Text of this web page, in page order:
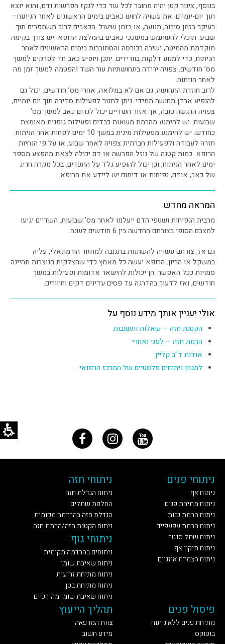
בנוסף, צינור קטן יהיה מחובר לכל שד כדי לנקז הפרשות ודם, והוא יוצא
תוך יום-יומיים. את עשויה לחוש כאבים בימים הראשונים לאחר הניתוח–
בעיקר בזמן סיבוב, תנועה, או בזמן שיעול. הכאבים לרוב משתפרים תוך
שבוע. תוכלי להשתמש במשככי כאבים בהמלצת הרופא. יש צורך בקימה
מוקדמת מהמיטה, ישיבה בכורסה והסתובבות בימים הראשונים לאחר
הניתוח, כדי למנוע דלקות בוורידים. יתכן ויופיע כאב חד לפרקים למשך
מס’ חודשים. צפויה ירידה בתחושתיות עור השד והפטמה למשך זמן מה
לאחר הניתוח.
לרוב חוזרת התחושה, גם אם לא במלואה, אחרי מס’ חודשים. יכול גם
להופיע אבדן תחושה תמידי. ניתן לחזור לפעילות סדירה תוך יום-יומיים,
צפויה הרגשה טובה, אך אזור השדיים יכול לגרום כאב למשך מס’
שבועות. יש להימנע מהרמת משאות כבדים ופעילות גופנית מאומצת
כחודש. יש להימנע מפעילות מינית במשך 10 ימים לפחות אחר הניתוח.
חזרה לעבודה ולפעילות חברתית צפויה לאחר שבוע, או על פי הנחיות
הרופא. כמות קטנה של נוזל הפרשה או דם יכולה לצאת מהפצע מספר
ימים לאחר הניתוח, וכן יכול להופיע גלד על התפרים. בכל מקרה חריג
של כאב, אודם, נפיחות או דימום יש ליידע את הרופא.
המראה מחדש
מרבית הנפיחות ושטפי הדם ייעלמו לאחר מס’ שבועות. השדיים יגיעו
למצבם הסופי בצורתם החדשה בין 6 חודשים לשנה.
גם אז, צורתם עשויה להשתנות בתגובה למחזור הורמונאלי, עליה
במשקל או הריון. הרופא יעשה כל מאמץ כדי שהצלקות הנוצרות תהיינה
סמויות ככל האפשר. הן יכולות להישאר אדומות ופעילות במשך
חודשים, ואז לדעוך בהדרגה עד פסים עדינים דקים וחיוורים.
אולי יעניין אותך מידע נוסף על
הקטנת חזה – שאלות ותשובות
הרמת חזה – לפני ואחרי
אודות ד"ב קליין
למגוון ניתוחים פלסטיים של המרכז הרפואי
ניתוחי פנים
ניתוח אף
ניתוח מתיחת פנים
ניתוח הרמת גבות
ניתוח הרמת עפעפיים
ניתוח שתל סנטר
ניתוח תיקון אף
ניתוח הצמדת אוזניים
ניתוחי חזה
ניתוח הגדלת חזה
החלפת שתלים
הגדלת חזה בהרדמה מקומית
ניתוח הקטנת חזה/הרמת חזה
ניתוחי גוף
ניתוחים בהרדמה מקומית
ניתוח שאיבת שומן
ניתוח מתיחת זרועות
ניתוח מתיחת בטן
ניתוח שאיבת שומן מהירכיים
פיסול פנים
מתיחת פנים ללא ניתוח
בוטוקס
תהליך הייעוץ
צוות המרפאה
מידע חשוב